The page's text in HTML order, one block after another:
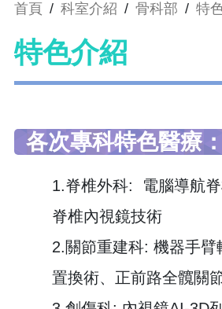
首頁 / 科室介紹 / 骨科部 / 特
特色介紹
各次專科特色醫療：
1.脊椎外科: 電腦導航
脊椎內視鏡技術
2.關節重建科: 機器手臂
置換術、正前路全髖關